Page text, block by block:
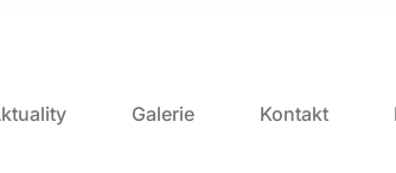
Galerie Kontakt